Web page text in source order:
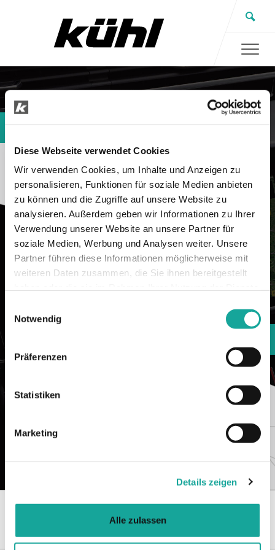
Diese Webseite verwendet Cookies
Wir verwenden Cookies, um Inhalte und Anzeigen zu
personalisieren, Funktionen für soziale Medien anbieten
zu können und die Zugriffe auf unsere Website zu
analysieren. Außerdem geben wir Informationen zu Ihrer
Verwendung unserer Website an unsere Partner für
soziale Medien, Werbung und Analysen weiter. Unsere
Partner führen diese Informationen möglicherweise mit
weiteren Daten zusammen, die Sie ihnen bereitgestellt
Notwendig
Präferenzen
Statistiken
Marketing
Details zeigen
Alle zulassen
Standort Gifhorn